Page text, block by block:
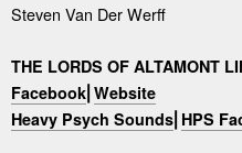
Steven Van Der Werff
THE LORDS OF ALTAMONT
Facebook Website
Heavy Psych Sounds HPS